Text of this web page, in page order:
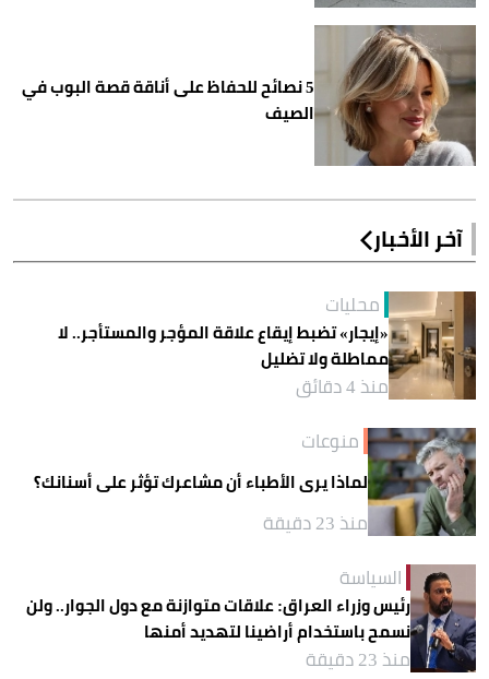
5 نصائح للحفاظ على أناقة قصة البوب في
الصيف
آخر الأخبار
محليات
«إيجار» تضبط إيقاع علاقة المؤجر والمستأجر.. لا
مماطلة ولا تضليل
منذ 4 دقائق
منوعات
لماذا يرى الأطباء أن مشاعرك تؤثر على أسنانك؟
منذ 23 دقيقة
السياسة
رئيس وزراء العراق: علاقات متوازنة مع دول الجوار.. ولن
نسمح باستخدام أراضينا لتهديد أمنها
منذ 23 دقيقة